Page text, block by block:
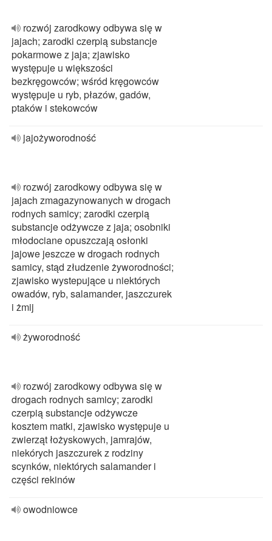
rozwój zarodkowy odbywa się w
jajach; zarodki czerpią substancje
pokarmowe z jaja; zjawisko
występuje u większości
bezkręgowców; wśród kręgowców
występuje u ryb, płazów, gadów,
ptaków i stekowców
jajożyworodność
rozwój zarodkowy odbywa się w
jajach zmagazynowanych w drogach
rodnych samicy; zarodki czerpią
substancje odżywcze z jaja; osobniki
młodociane opuszczają osłonki
jajowe jeszcze w drogach rodnych
samicy, stąd złudzenie żyworodności;
zjawisko wystepujące u niektórych
owadów, ryb, salamander, jaszczurek
i żmij
żyworodność
rozwój zarodkowy odbywa się w
drogach rodnych samicy; zarodki
czerpią substancje odżywcze
kosztem matki, zjawisko występuje u
zwierząt łożyskowych, jamrajów,
niekórych jaszczurek z rodziny
scynków, niektórych salamander i
części rekinów
owodniowce